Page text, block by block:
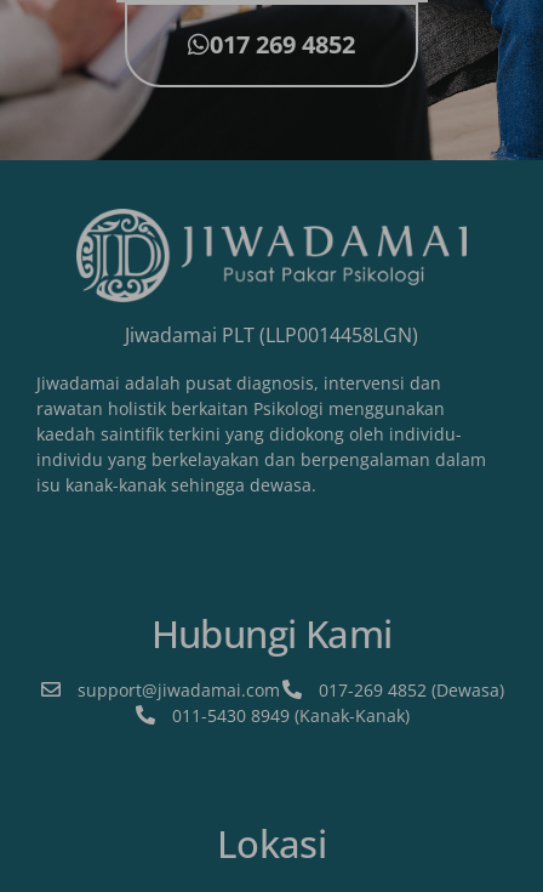
017 269 4852
Jiwadamai PLT (LLP0014458LGN)
Jiwadamai adalah pusat diagnosis, intervensi dan
rawatan holistik berkaitan Psikologi menggunakan
kaedah saintifik terkini yang didokong oleh individu-
individu yang berkelayakan dan berpengalaman dalam
isu kanak-kanak sehingga dewasa.
Hubungi Kami
support@jiwadamai.com
017-269 4852 (Dewasa)
011-5430 8949 (Kanak-Kanak)
Lokasi